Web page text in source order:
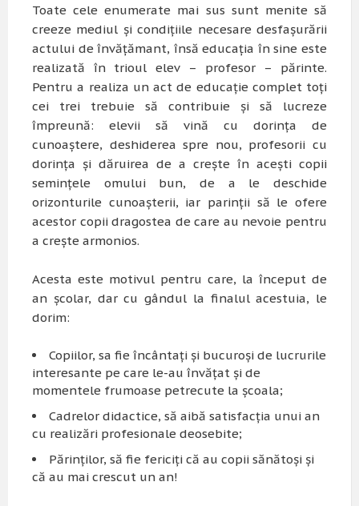
Toate cele enumerate mai sus sunt menite să
creeze mediul și condițiile necesare desfașurării
actului de învățămant, însă educația în sine este
realizată în trioul elev – profesor – părinte.
Pentru a realiza un act de educație complet toți
cei trei trebuie să contribuie și să lucreze
împreună: elevii să vină cu dorința de
cunoaștere, deshiderea spre nou, profesorii cu
dorința și dăruirea de a crește în acești copii
semințele omului bun, de a le deschide
orizonturile cunoașterii, iar parinții să le ofere
acestor copii dragostea de care au nevoie pentru
a crește armonios.
Acesta este motivul pentru care, la început de
an școlar, dar cu gândul la finalul acestuia, le
dorim:
Copiilor, sa fie încântați și bucuroși de lucrurile
interesante pe care le-au învățat și de
momentele frumoase petrecute la școala;
Cadrelor didactice, să aibă satisfacția unui an
cu realizări profesionale deosebite;
Părinților, să fie fericiți că au copii sănătoși și
că au mai crescut un an!